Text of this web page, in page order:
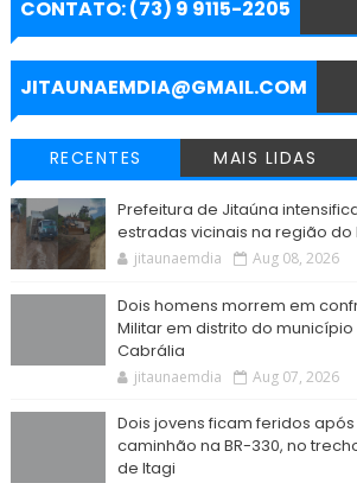
e
b
o
k
t
e
r
s
p
p
g
a
m
e
g
e
r
CONTATO: (73) 9 9115-2205
JITAUNAEMDIA@GMAIL.COM
RECENTES MAIS LIDAS
Prefeitura de Jitaúna
estradas vicinais na região do
jitaunaemdia Aug 08, 2026
Dois homens morrem em
Militar em distrito do município
Cabrália
jitaunaemdia Aug 07, 2026
Dois jovens ficam feridos
caminhão na BR-330, no
de Itagi